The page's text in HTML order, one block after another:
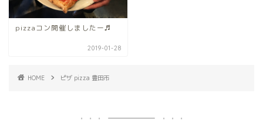
pizzaコン開催しましたー♬
2019-01-28
HOME ピザ pizza 豊田市